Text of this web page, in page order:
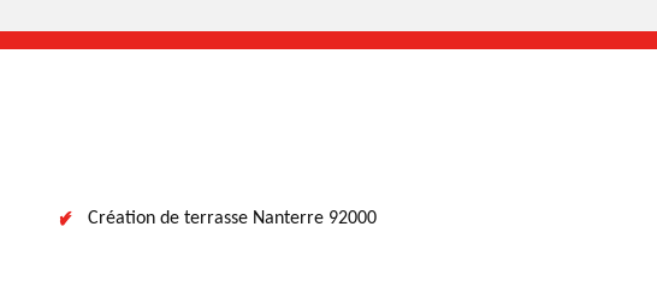
Création de terrasse Nanterre 92000